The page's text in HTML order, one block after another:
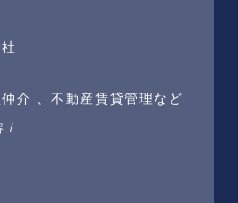
介 、不動産賃貸管理など
/